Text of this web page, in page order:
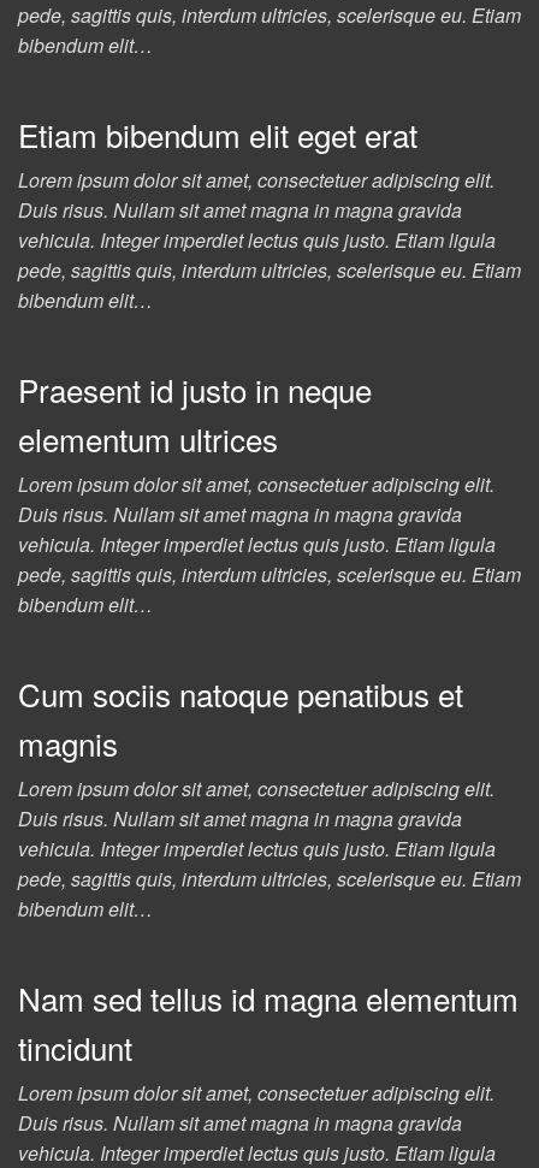
pede, sagittis quis, interdum ultricies, scelerisque eu. Etiam
bibendum elit…
Etiam bibendum elit eget erat
Lorem ipsum dolor sit amet, consectetuer adipiscing elit.
Duis risus. Nullam sit amet magna in magna gravida
vehicula. Integer imperdiet lectus quis justo. Etiam ligula
pede, sagittis quis, interdum ultricies, scelerisque eu. Etiam
bibendum elit…
Praesent id justo in neque
elementum ultrices
Lorem ipsum dolor sit amet, consectetuer adipiscing elit.
Duis risus. Nullam sit amet magna in magna gravida
vehicula. Integer imperdiet lectus quis justo. Etiam ligula
pede, sagittis quis, interdum ultricies, scelerisque eu. Etiam
bibendum elit…
Cum sociis natoque penatibus et
magnis
Lorem ipsum dolor sit amet, consectetuer adipiscing elit.
Duis risus. Nullam sit amet magna in magna gravida
vehicula. Integer imperdiet lectus quis justo. Etiam ligula
pede, sagittis quis, interdum ultricies, scelerisque eu. Etiam
bibendum elit…
Nam sed tellus id magna elementum
tincidunt
Lorem ipsum dolor sit amet, consectetuer adipiscing elit.
Duis risus. Nullam sit amet magna in magna gravida
vehicula. Integer imperdiet lectus quis justo. Etiam ligula